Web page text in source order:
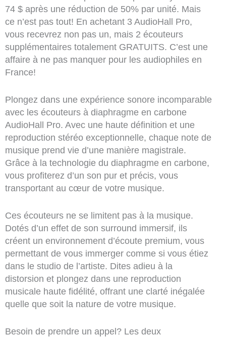
74 $ après une réduction de 50% par unité. Mais
ce n’est pas tout! En achetant 3 AudioHall Pro,
vous recevrez non pas un, mais 2 écouteurs
supplémentaires totalement GRATUITS. C’est une
affaire à ne pas manquer pour les audiophiles en
France!
Plongez dans une expérience sonore incomparable
avec les écouteurs à diaphragme en carbone
AudioHall Pro. Avec une haute définition et une
reproduction stéréo exceptionnelle, chaque note de
musique prend vie d’une manière magistrale.
Grâce à la technologie du diaphragme en carbone,
vous profiterez d’un son pur et précis, vous
transportant au cœur de votre musique.
Ces écouteurs ne se limitent pas à la musique.
Dotés d’un effet de son surround immersif, ils
créent un environnement d’écoute premium, vous
permettant de vous immerger comme si vous étiez
dans le studio de l’artiste. Dites adieu à la
distorsion et plongez dans une reproduction
musicale haute fidélité, offrant une clarté inégalée
quelle que soit la nature de votre musique.
Besoin de prendre un appel? Les deux